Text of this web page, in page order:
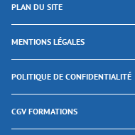
PLAN DU SITE
MENTIONS LÉGALES
POLITIQUE DE CONFIDENTIALITÉ
CGV FORMATIONS